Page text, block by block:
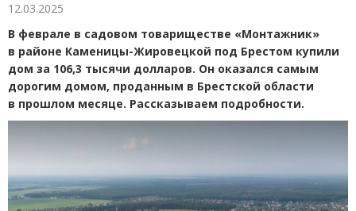
12.03.2025
В феврале в садовом товариществе «Монтажник»
в районе Каменицы-Жировецкой под Брестом купили
дом за 106,3 тысячи долларов. Он оказался самым
дорогим домом, проданным в Брестской области
в прошлом месяце. Рассказываем подробности.